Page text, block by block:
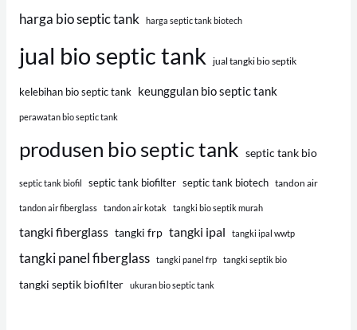
harga bio septic tank harga septic tank biotech
jual bio septic tank jual tangki bio septik
kelebihan bio septic tank keunggulan bio septic tank
perawatan bio septic tank
produsen bio septic tank septic tank bio
septic tank biofil septic tank biofilter septic tank biotech tandon air
tandon air fiberglass tandon air kotak tangki bio septik murah
tangki fiberglass tangki frp tangki ipal tangki ipal wwtp
tangki panel fiberglass tangki panel frp tangki septik bio
tangki septik biofilter ukuran bio septic tank